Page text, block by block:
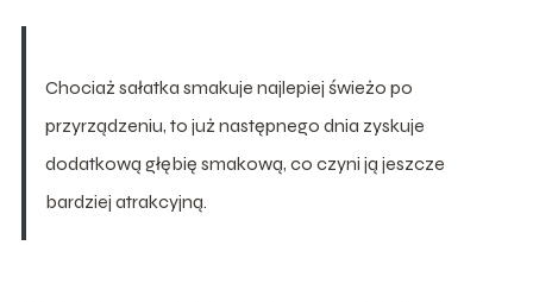
Chociaż sałatka smakuje najlepiej świeżo po
przyrządzeniu, to już następnego dnia zyskuje
dodatkową głębię smakową, co czyni ją jeszcze
bardziej atrakcyjną.